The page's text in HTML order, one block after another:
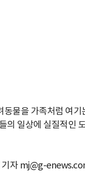
동물을 가족처럼 여
의 일상에 실질적인
기자 mj@g-